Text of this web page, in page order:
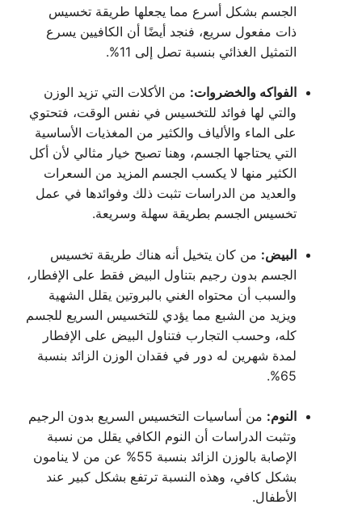
الجسم بشكل أسرع مما يجعلها طريقة تخسيس
ذات مفعول سريع، فنجد أيضًا أن الكافيين يسرع
التمثيل الغذائي بنسبة تصل إلى 11%.
الفواكه والخضروات: من الأكلات التي تزيد الوزن
والتي لها فوائد للتخسيس في نفس الوقت، فتحتوي
على الماء والألياف والكثير من المغذيات الأساسية
التي يحتاجها الجسم، وهنا تصبح خيار مثالي لأن أكل
الكثير منها لا يكسب الجسم المزيد من السعرات
والعديد من الدراسات تثبت ذلك وفوائدها في عمل
تخسيس الجسم بطريقة سهلة وسريعة.
البيض: من كان يتخيل أنه هناك طريقة تخسيس
الجسم بدون رجيم بتناول البيض فقط على الإفطار،
والسبب أن محتواه الغني بالبروتين يقلل الشهية
ويزيد من الشبع مما يؤدي للتخسيس السريع للجسم
كله، وحسب التجارب فتناول البيض على الإفطار
لمدة شهرين له دور في فقدان الوزن الزائد بنسبة
65%.
النوم: من أساسيات التخسيس السريع بدون الرجيم
وتثبت الدراسات أن النوم الكافي يقلل من نسبة
الإصابة بالوزن الزائد بنسبة 55% عن من لا ينامون
بشكل كافي، وهذه النسبة ترتفع بشكل كبير عند
الأطفال.